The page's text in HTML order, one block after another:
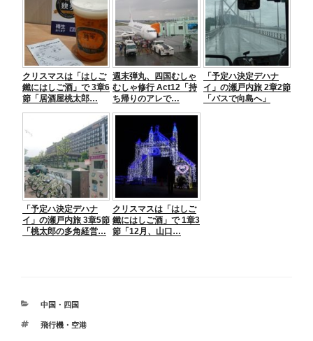
クリスマスは「はしご
鐵にはしご酒」で 3章6
節「居酒屋桃太郎…
週末弾丸、四国むしゃ
むしゃ修行 Act12「持
ち帰りのアレで…
「予定ハ決定デハナ
イ」の瀬戸内旅 2章2節
「バスで向島へ」
「予定ハ決定デハナ
イ」の瀬戸内旅 3章5節
「桃太郎の多角経営…
クリスマスは「はしご
鐵にはしご酒」で 1章3
節「12月、山口…
カ
ゴ
中国・四国
タ
飛行機・空港